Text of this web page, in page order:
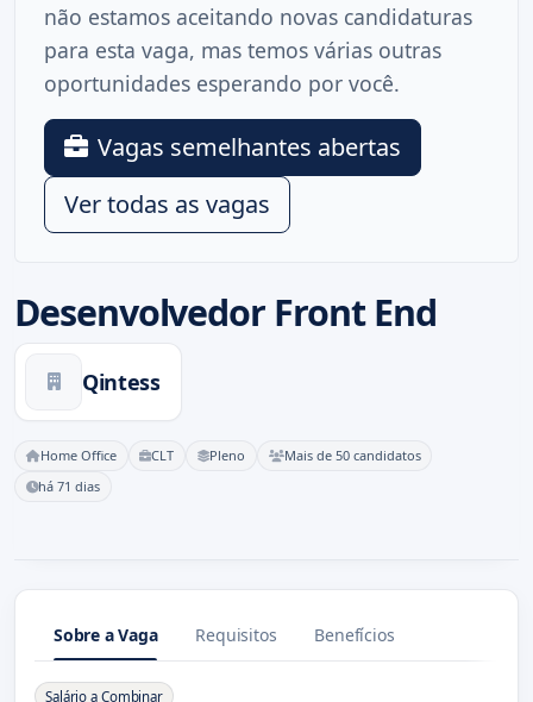
Desenvolvedor Front End
Qintess
Home Office CLT Pleno
Mais de 50 candidatos
há 71 dias
não estamos aceitando novas candidaturas
para esta vaga, mas temos várias outras
oportunidades esperando por você.
Vagas semelhantes abertas
Ver todas as vagas
Sobre a Vaga Requisitos Benefícios
Salário a Combinar